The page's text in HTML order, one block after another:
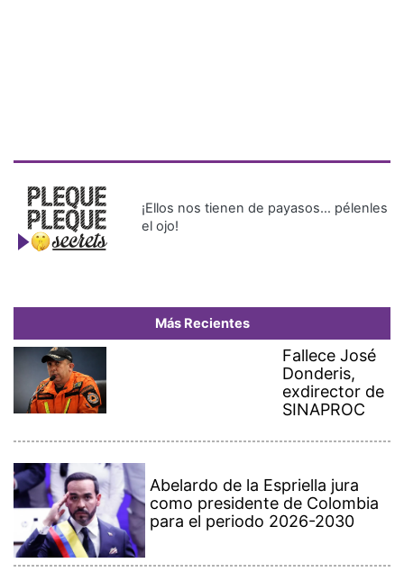
¡Ellos nos tienen de payasos… pélenles
el ojo!
Más Recientes
Fallece José
Donderis,
exdirector de
SINAPROC
Abelardo de la Espriella jura
como presidente de Colombia
para el periodo 2026-2030